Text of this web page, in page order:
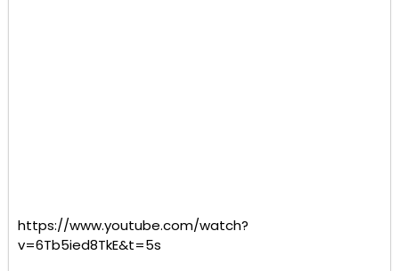
https://www.youtube.com/watch?
v=6Tb5ied8TkE&t=5s